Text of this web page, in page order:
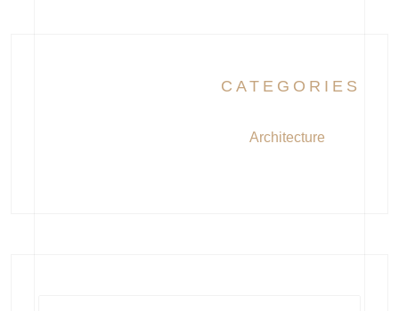
CATEGORIES
Architecture